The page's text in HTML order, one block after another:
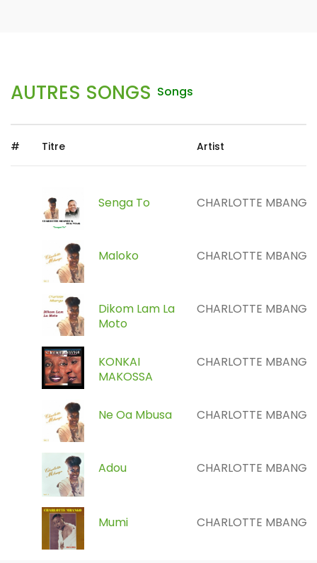
AUTRES SONGS Songs
# Titre Artist
Senga To CHARLOTTE MBANGO
Maloko CHARLOTTE MBANGO
Dikom Lam La
Moto
CHARLOTTE MBANGO
KONKAI
MAKOSSA
CHARLOTTE MBANGO
Ne Oa Mbusa CHARLOTTE MBANGO
Adou CHARLOTTE MBANGO
Mumi CHARLOTTE MBANGO